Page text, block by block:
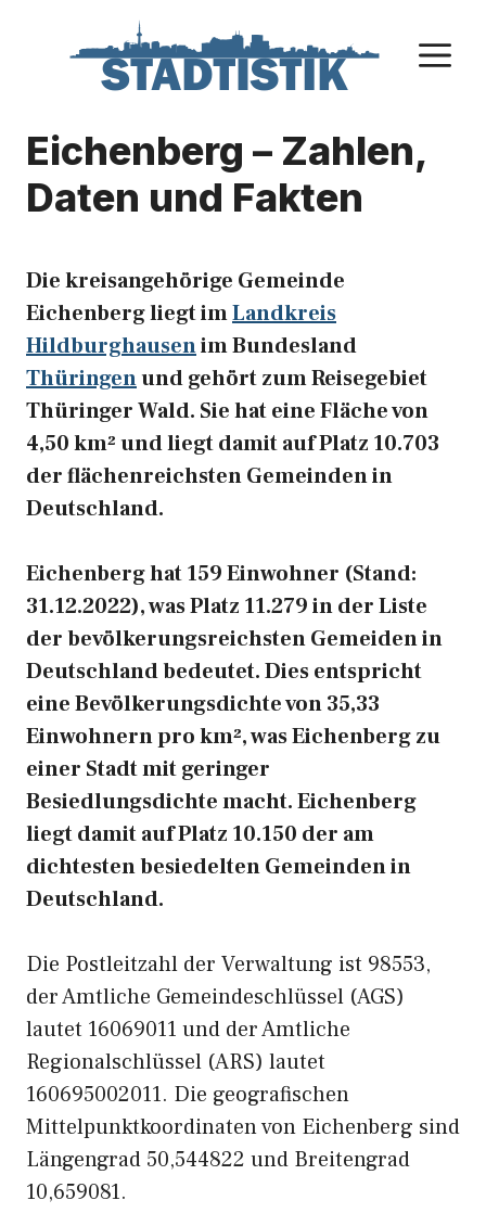
Eichenberg – Zahlen,
Daten und Fakten
Die kreisangehörige Gemeinde
Eichenberg liegt imLandkreis
Hildburghausenim Bundesland
Thüringenund gehört zum Reisegebiet
Thüringer Wald. Sie hat eine Fläche von
4,50 km² und liegt damit auf Platz 10.703
der flächenreichsten Gemeinden in
Deutschland.
Eichenberg hat 159 Einwohner (Stand:
31.12.2022), was Platz 11.279 in der Liste
der bevölkerungsreichsten Gemeiden in
Deutschland bedeutet. Dies entspricht
eine Bevölkerungsdichte von 35,33
Einwohnern pro km², was Eichenberg zu
einer Stadt mit geringer
Besiedlungsdichte macht. Eichenberg
liegt damit auf Platz 10.150 der am
dichtesten besiedelten Gemeinden in
Deutschland.
Die Postleitzahl der Verwaltung ist 98553,
der Amtliche Gemeindeschlüssel (AGS)
lautet 16069011 und der Amtliche
Regionalschlüssel (ARS) lautet
160695002011. Die geografischen
Mittelpunktkoordinaten von Eichenberg sind
Längengrad 50,544822 und Breitengrad
10,659081.